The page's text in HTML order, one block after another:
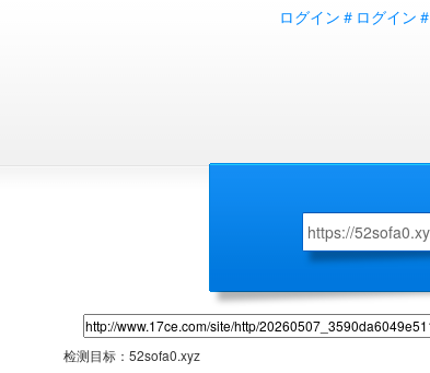
ログイン＃ログイン＃
检测目标： 52sofa0.xyz